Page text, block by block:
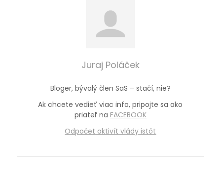
Juraj Poláček
Bloger, bývalý člen SaS – stačí, nie?
Ak chcete vedieť viac info, pripojte sa ako
priateľ na FACEBOOK
Odpočet aktivít vlády istôt